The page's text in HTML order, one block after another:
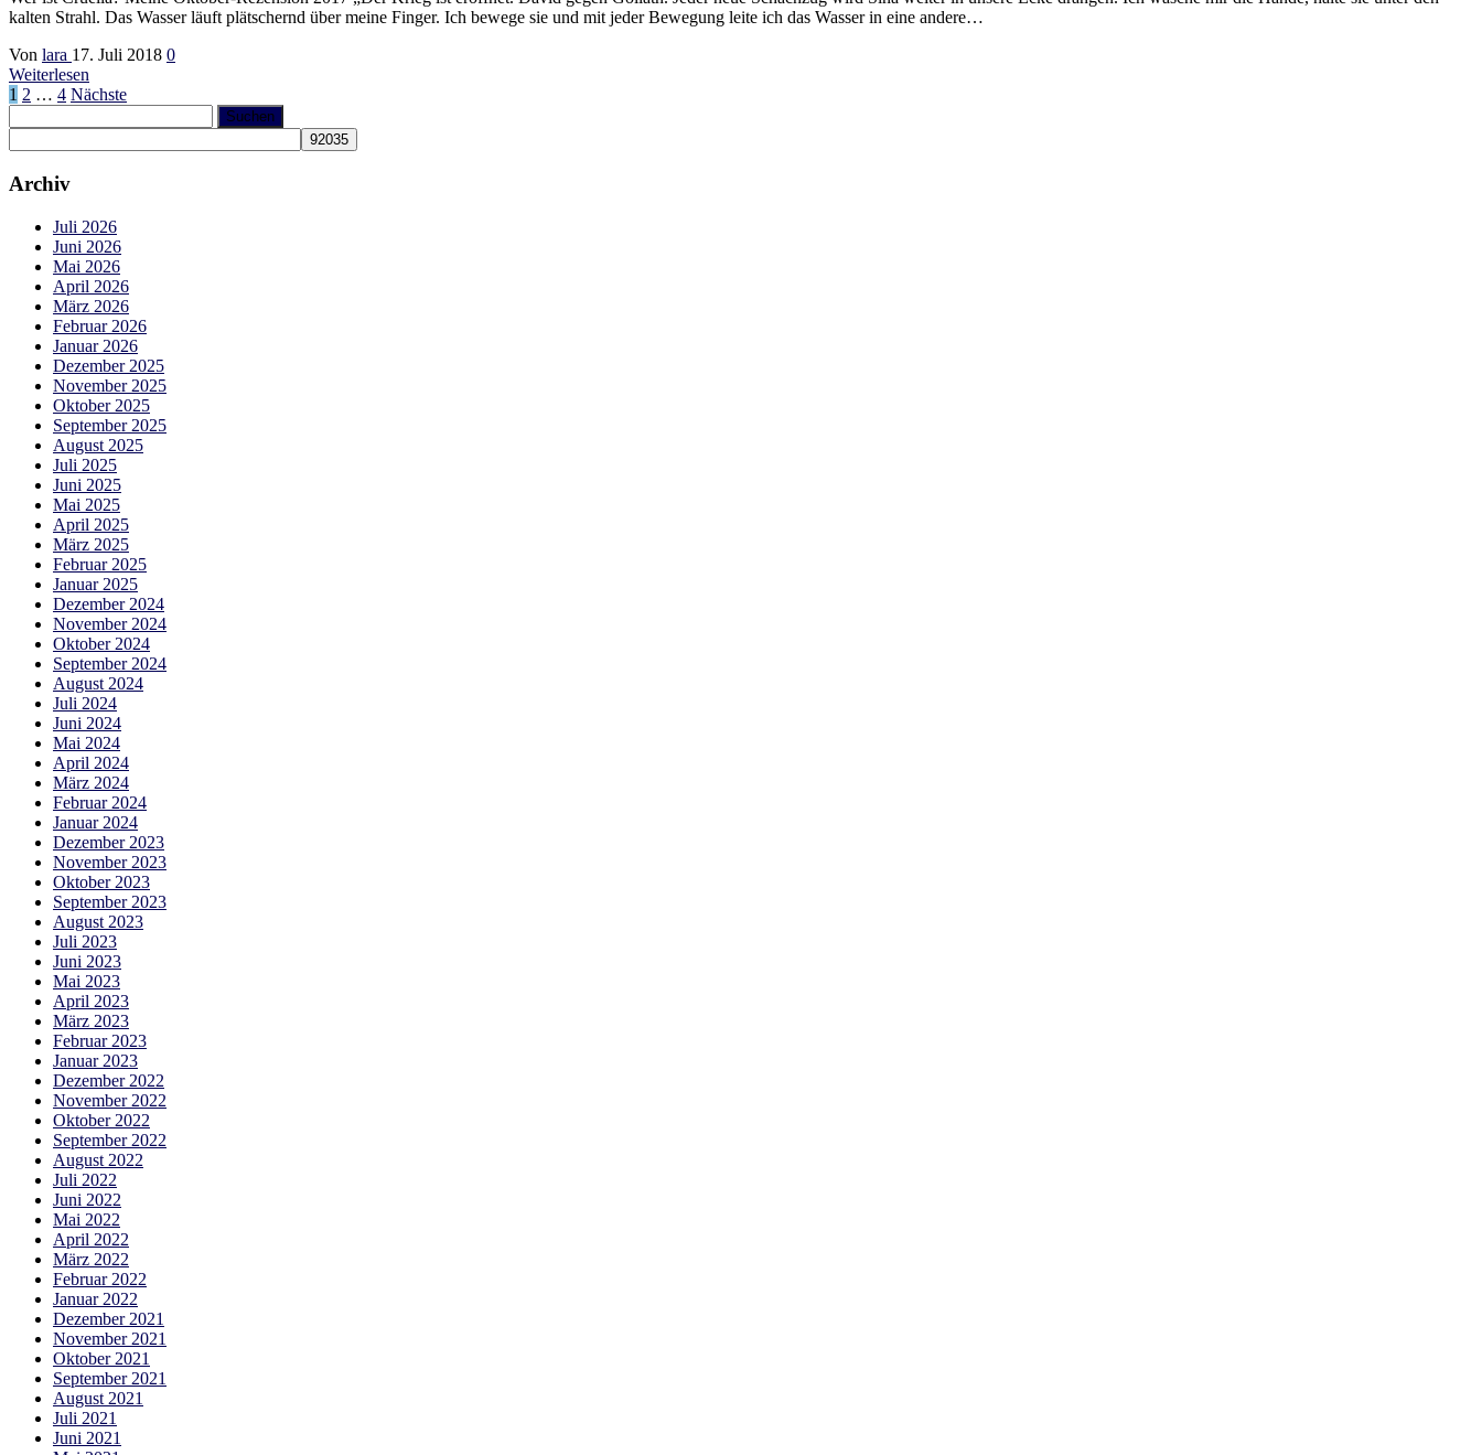
kalten Strahl. Das Wasser läuft plätschernd über meine Finger. Ich bewege sie und mit jeder Bewegung leite ich das Wasser in eine andere…
Von lara 17. Juli 2018 0
Weiterlesen
Seitennummerierung
der
Beiträge
1 2 … 4 Nächste
nach:
Archiv
Juli 2026
Juni 2026
Mai 2026
April 2026
März 2026
Februar 2026
Januar 2026
Dezember 2025
November 2025
Oktober 2025
September 2025
August 2025
Juli 2025
Juni 2025
Mai 2025
April 2025
März 2025
Februar 2025
Januar 2025
Dezember 2024
November 2024
Oktober 2024
September 2024
August 2024
Juli 2024
Juni 2024
Mai 2024
April 2024
März 2024
Februar 2024
Januar 2024
Dezember 2023
November 2023
Oktober 2023
September 2023
August 2023
Juli 2023
Juni 2023
Mai 2023
April 2023
März 2023
Februar 2023
Januar 2023
Dezember 2022
November 2022
Oktober 2022
September 2022
August 2022
Juli 2022
Juni 2022
Mai 2022
April 2022
März 2022
Februar 2022
Januar 2022
Dezember 2021
November 2021
Oktober 2021
September 2021
August 2021
Juli 2021
Juni 2021